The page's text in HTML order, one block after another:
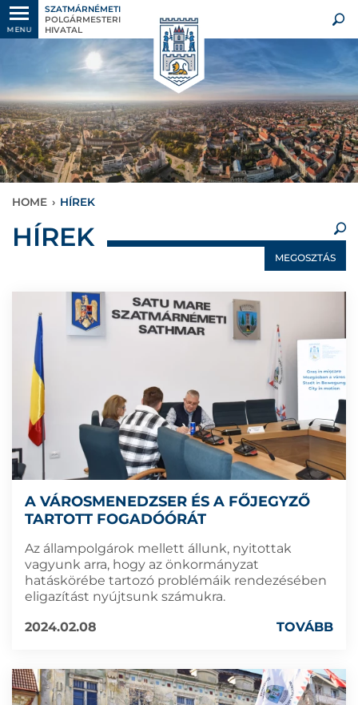
MENU
SZATMÁRNÉMETI
POLGÁRMESTERI
HIVATAL
HOME › HÍREK
×
HÍREK
MEGOSZTÁS
A VÁROSMENEDZSER ÉS A FŐJEGYZŐ
TARTOTT FOGADÓÓRÁT
Az állampolgárok mellett állunk, nyitottak
vagyunk arra, hogy az önkormányzat
hatáskörébe tartozó problémáik rendezésében
eligazítást nyújtsunk számukra.
2024.02.08
TOVÁBB